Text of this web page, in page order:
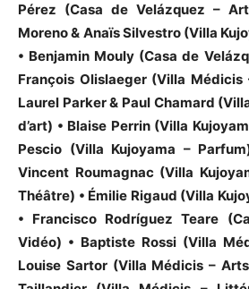
Pérez (Casa de Velázquez –
Moreno & Anaïs Silvestro (Villa
• Benjamin Mouly (Casa de
François Olislaeger (Villa Médicis
Laurel Parker & Paul Chamard
d’art) • Blaise Perrin (Villa
Pescio (Villa Kujoyama –
Vincent Roumagnac (Villa
Théâtre) • Émilie Rigaud (Villa
• Francisco Rodríguez Teare
Vidéo) • Baptiste Rossi (Villa
Louise Sartor (Villa Médicis –